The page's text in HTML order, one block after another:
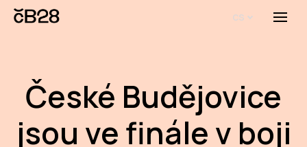
Menu
cs
České Budějovice
jsou ve finále v boji